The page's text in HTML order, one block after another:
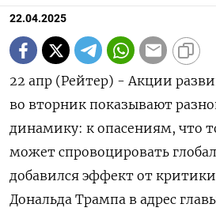
22.04.2025
22 апр (Рейтер) - Акции
во вторник показывают
динамику: к опасениям, что
может спровоцировать
добавился эффект от
Дональда Трампа в адрес